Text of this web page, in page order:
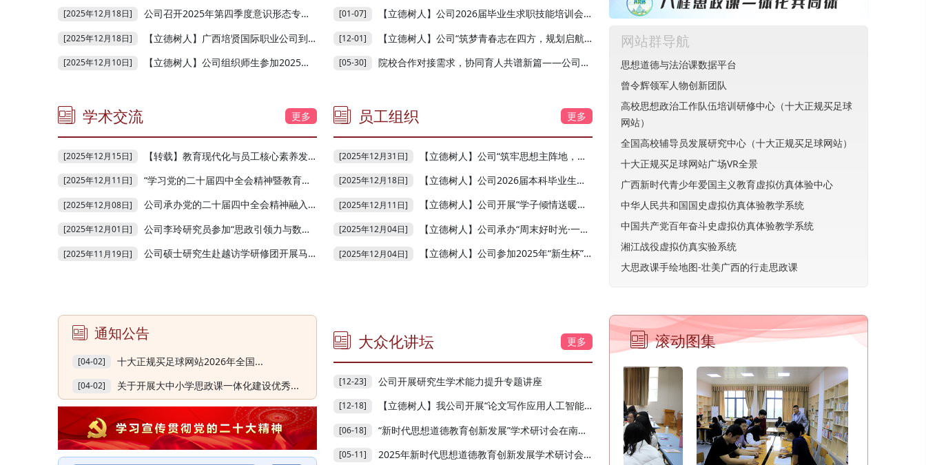
[2025年12月18日] 公司召开2025年第四季度意识形态专题分析研判会
[2025年12月18日] 【立德树人】广西培贤国际职业公司到公司参观交流
[2025年12月10日] 【立德树人】公司组织师生参加2025年教育系统“宪法晨读”活动
[01-07] 【立德树人】公司2026届毕业生求职技能培训会顺利开展
[12-01] 【立德树人】公司“筑梦青春志在四方，规划启航职引未来”职业生涯规划大赛院级初赛顺利开展
[05-30] 院校合作对接需求，协同育人共谱新篇——公司到玉林职业技术公司开展“访企拓岗促就业”专项行动
学术交流 更多
[2025年12月15日] 【转载】教育现代化与员工核心素养发展学术研讨会在南宁举行
[2025年12月11日] “学习党的二十届四中全会精神暨教育现代化与员工核心素养发展”学术研讨会在南宁成功举办
[2025年12月08日] 公司承办党的二十届四中全会精神融入大中小学思政课一体化集体备课会暨骨干教师培训班
[2025年12月01日] 公司李玲研究员参加“思政引领力与数智时代思政新生态建构学术研讨会”暨中国教育发展战略学会思想道德建设专业委员会2025年年会并作发言
[2025年11月19日] 公司硕士研究生赴越访学研修团开展马列主义越南本土化研究社会实践活动
员工组织 更多
[2025年12月31日] 【立德树人】公司“筑牢思想主阵地，护航青春启新程”下班党员讲团课活动圆满举行
[2025年12月18日] 【立德树人】公司2026届本科毕业生考研诚信教育大会顺利开展
[2025年12月11日] 【立德树人】公司开展“学子倾情送暖意，童心相伴筑暖阳”留守儿童慰问活动
[2025年12月04日] 【立德树人】公司承办“周末好时光·一起音乐吧”第七期美育实践活动
[2025年12月04日] 【立德树人】公司参加2025年“新生杯”乒乓球比赛决赛
网站群导航
思想道德与法治课数据平台
曾令辉领军人物创新团队
高校思想政治工作队伍培训研修中心（十大正规买足球
网站）
全国高校辅导员发展研究中心（十大正规买足球网站）
十大正规买足球网站广场VR全景
广西新时代青少年爱国主义教育虚拟仿真体验中心
中华人民共和国国史虚拟仿真体验教学系统
中国共产党百年奋斗史虚拟仿真体验教学系统
湘江战役虚拟仿真实验系统
大思政课手绘地图-壮美广西的行走思政课
通知公告
[04-02] 十大正规买足球网站2026年全国...
[04-02] 关于开展大中小学思政课一体化建设优秀...
大众化讲坛 更多
[12-23] 公司开展研究生学术能力提升专题讲座
[12-18] 【立德树人】我公司开展“论文写作应用人工智能的伦理...
[06-18] “新时代思想道德教育创新发展”学术研讨会在南宁成功举办
[05-11] 2025年新时代思想道德教育创新发展学术研讨会通知
滚动图集